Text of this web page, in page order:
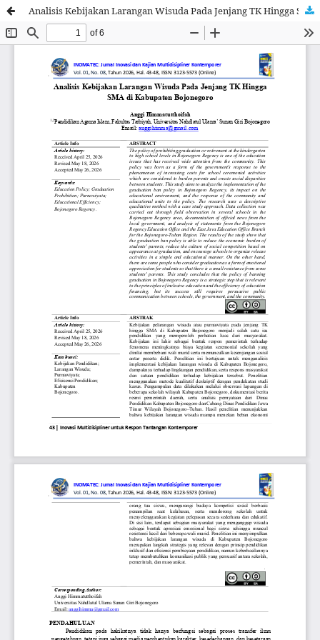
Analisis Kebijakan Larangan Wisuda Pada Jenjang TK Hingga SMA di Kabupaten Bojonegoro